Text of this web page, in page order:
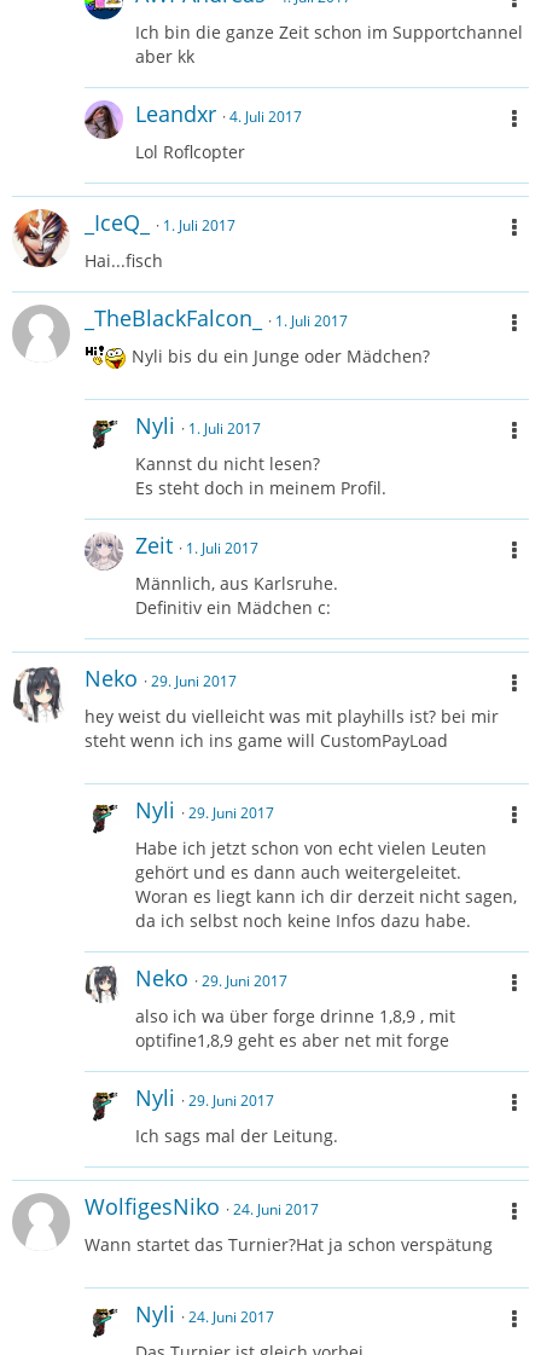
Ich bin die ganze Zeit schon im Supportchannel
aber kk
Leandxr 4. Juli 2017
Lol Roflcopter
_IceQ_ 1. Juli 2017
Hai...fisch
_TheBlackFalcon_ 1. Juli 2017
Nyli bis du ein Junge oder Mädchen?
Nyli 1. Juli 2017
Kannst du nicht lesen?
Es steht doch in meinem Profil.
Zeit 1. Juli 2017
Männlich, aus Karlsruhe.
Definitiv ein Mädchen c:
Neko 29. Juni 2017
hey weist du vielleicht was mit playhills ist? bei mir
steht wenn ich ins game will CustomPayLoad
Nyli 29. Juni 2017
Habe ich jetzt schon von echt vielen Leuten
gehört und es dann auch weitergeleitet.
Woran es liegt kann ich dir derzeit nicht sagen,
da ich selbst noch keine Infos dazu habe.
Neko 29. Juni 2017
also ich wa über forge drinne 1,8,9 , mit
optifine1,8,9 geht es aber net mit forge
Nyli 29. Juni 2017
Ich sags mal der Leitung.
WolfigesNiko 24. Juni 2017
Wann startet das Turnier?Hat ja schon verspätung
Nyli 24. Juni 2017